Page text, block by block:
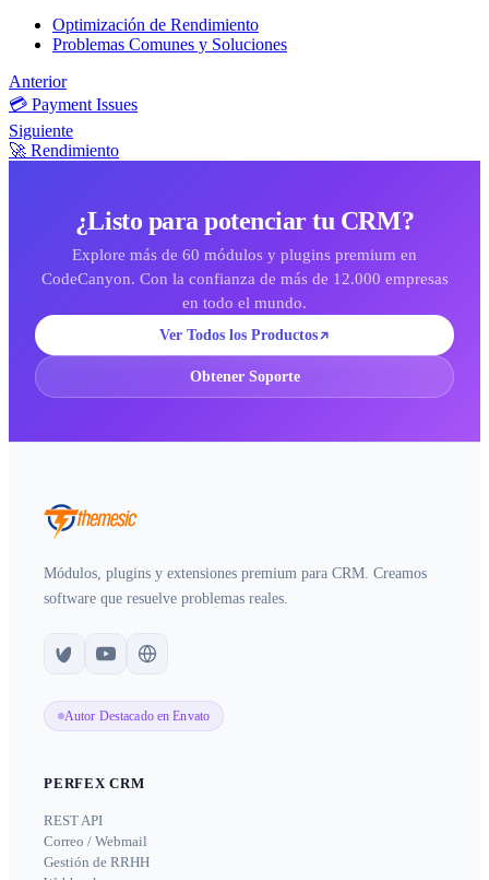
Optimización de Rendimiento
Problemas Comunes y Soluciones
Anterior
💳 Payment Issues
Siguiente
🚀 Rendimiento
¿Listo para potenciar tu CRM?
Explore más de 60 módulos y plugins premium en
CodeCanyon. Con la confianza de más de 12.000 empresas
en todo el mundo.
Ver Todos los Productos
Obtener Soporte
Módulos, plugins y extensiones premium para CRM. Creamos
software que resuelve problemas reales.
Autor Destacado en Envato
PERFEX CRM
REST API
Correo / Webmail
Gestión de RRHH